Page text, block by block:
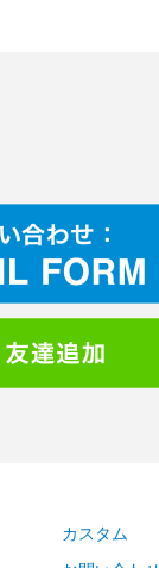
カスタム